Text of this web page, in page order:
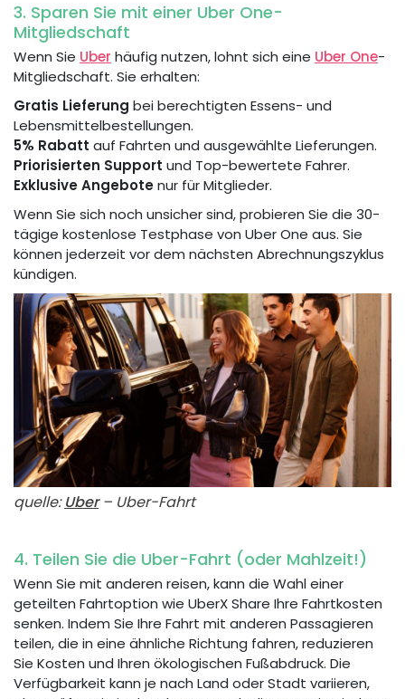
3. Sparen Sie mit einer Uber One-
Mitgliedschaft
Wenn Sie Uber häufig nutzen, lohnt sich eine Uber One-
Mitgliedschaft. Sie erhalten:
Gratis Lieferung bei berechtigten Essens- und
Lebensmittelbestellungen.
5% Rabatt auf Fahrten und ausgewählte Lieferungen.
Priorisierten Support und Top-bewertete Fahrer.
Exklusive Angebotenur für Mitglieder.
Wenn Sie sich noch unsicher sind, probieren Sie die 30-
tägige kostenlose Testphase von Uber One aus. Sie
können jederzeit vor dem nächsten Abrechnungszyklus
kündigen.
quelle:Uber– Uber-Fahrt
4. Teilen Sie die Uber-Fahrt (oder Mahlzeit!)
Wenn Sie mit anderen reisen, kann die Wahl einer
geteilten Fahrtoption wie UberX Share Ihre Fahrtkosten
senken. Indem Sie Ihre Fahrt mit anderen Passagieren
teilen, die in eine ähnliche Richtung fahren, reduzieren
Sie Kosten und Ihren ökologischen Fußabdruck. Die
Verfügbarkeit kann je nach Land oder Stadt variieren,